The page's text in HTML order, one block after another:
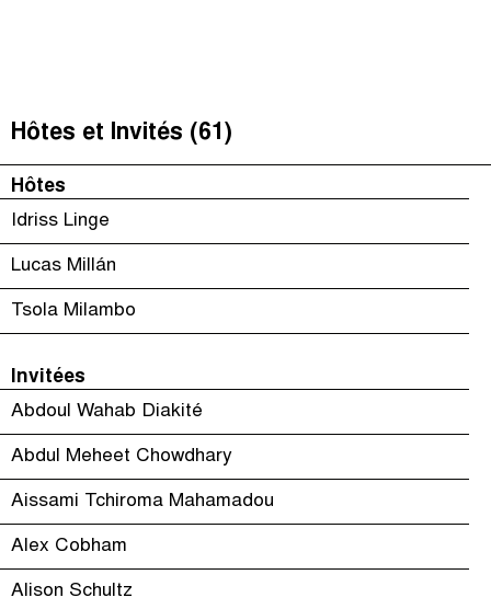
Justicia Impositiva
الجباية ببساطة
É Da Sua Conta
The Corruption Diaries
Unequal India Decoded
Le Jargon Démystifié
Recherche
Hôtes et Invités (61)
Hôtes
Idriss Linge
Lucas Millán
Tsola Milambo
Invitées
Abdoul Wahab Diakité
Abdul Meheet Chowdhary
Aissami Tchiroma Mahamadou
Alex Cobham
Alison Schultz